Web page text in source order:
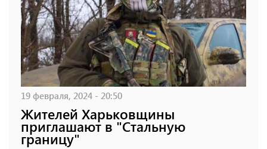
19 февраля, 2024 - 20:50
Жителей Харьковщины
приглашают в "Стальную
границу"